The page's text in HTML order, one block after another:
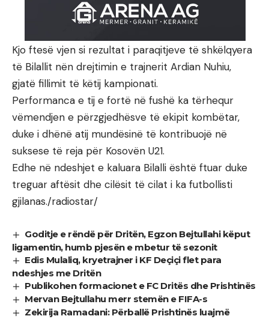
Kjo ftesë vjen si rezultat i paraqitjeve të shkëlqyera
të Bilallit nën drejtimin e trajnerit Ardian Nuhiu,
gjatë fillimit të këtij kampionati.
Performanca e tij e fortë në fushë ka tërhequr
vëmendjen e përzgjedhësve të ekipit kombëtar,
duke i dhënë atij mundësinë të kontribuojë në
suksese të reja për Kosovën U21.
Edhe në ndeshjet e kaluara Bilalli është ftuar duke
treguar aftësit dhe cilësit të cilat i ka futbollisti
gjilanas./radiostar/
Goditje e rëndë për Dritën, Egzon Bejtullahi këput
ligamentin, humb pjesën e mbetur të sezonit
Edis Mulaliq, kryetrajner i KF Deçiçi flet para
ndeshjes me Dritën
Publikohen formacionet e FC Dritës dhe Prishtinës
Mervan Bejtullahu merr stemën e FIFA-s
Zekirija Ramadani: Përballë Prishtinës luajmë